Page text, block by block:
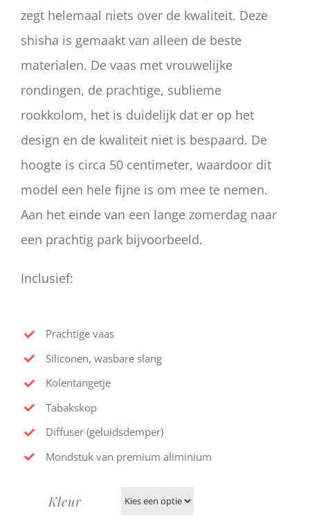
zegt helemaal niets over de kwaliteit. Deze
shisha is gemaakt van alleen de beste
materialen. De vaas met vrouwelijke
rondingen, de prachtige, sublieme
rookkolom, het is duidelijk dat er op het
design en de kwaliteit niet is bespaard. De
hoogte is circa 50 centimeter, waardoor dit
model een hele fijne is om mee te nemen.
Aan het einde van een lange zomerdag naar
een prachtig park bijvoorbeeld.
Inclusief:
Prachtige vaas
Siliconen, wasbare slang
Kolentangetje
Tabakskop
Diffuser (geluidsdemper)
Mondstuk van premium aliminium
Kleur